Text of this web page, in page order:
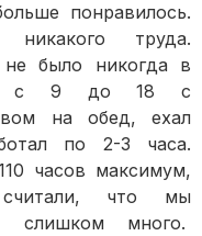
понравилось.
никакого труда.
не было никогда в
с 9 до 18 с
на обед, ехал
по 2-3 часа.
часов максимум,
что мы
слишком много.